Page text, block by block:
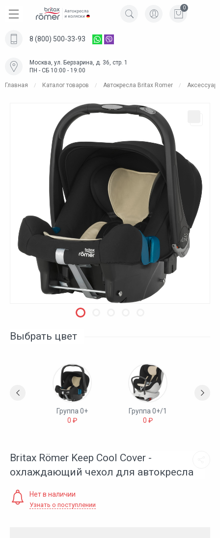
8 (800) 500-33-93
Москва, ул. Берзарина, д. 36, стр. 1
ПН - СБ 10:00 - 19:00
0
Главная Каталог товаров Автокресла Britax Romer
Выбрать цвет
Группа 0+
0 ₽
Группа 0+/1
0 ₽
Britax Römer Keep Cool Cover -
охлаждающий чехол для автокресла
Нет в наличии
Узнать о поступлении